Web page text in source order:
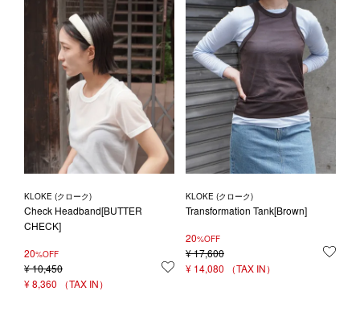
KLOKE (クローク)
Check Headband[BUTTER
CHECK]
20%OFF
¥10,450
¥8,360
お気に入りに登録する
KLOKE (クローク)
Transformation Tank[Brown]
20%OFF
¥17,600
¥ 14,080